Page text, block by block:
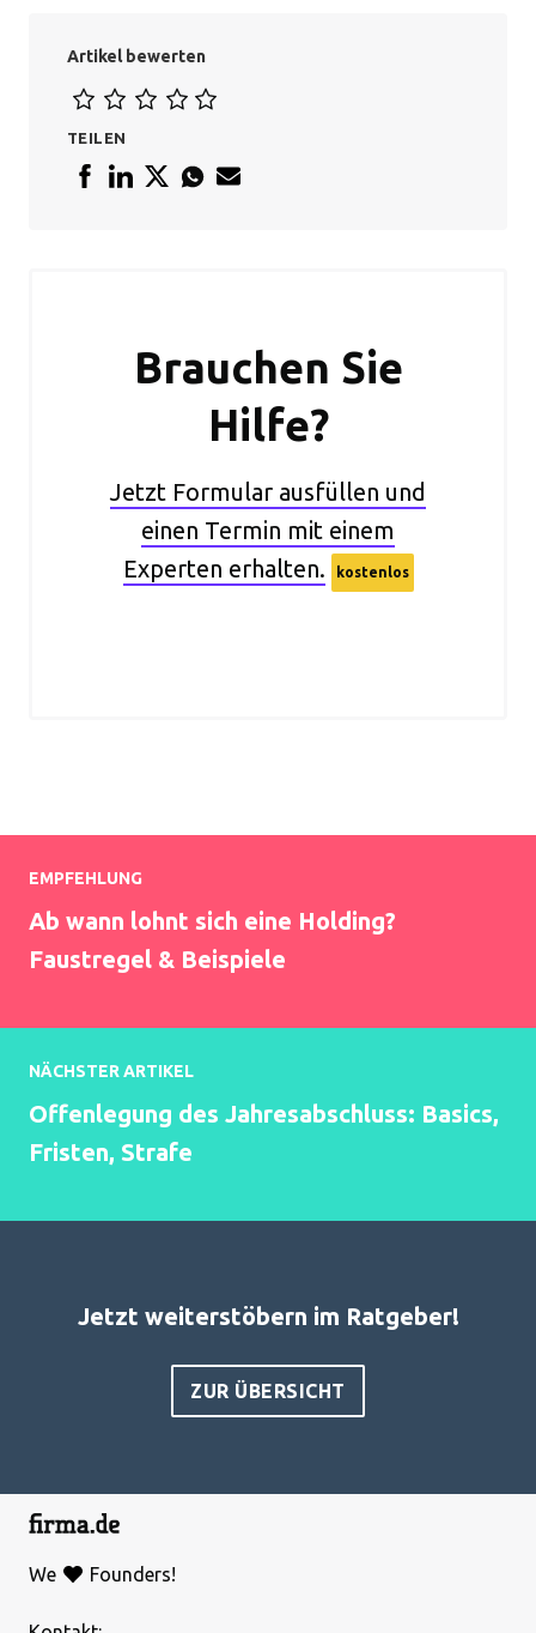
Artikel bewerten
TEILEN
Brauchen Sie
Hilfe?
Jetzt Formular ausfüllen und
einen Termin mit einem
Experten erhalten.
kostenlos
EMPFEHLUNG
Ab wann lohnt sich eine Holding?
Faustregel & Beispiele
NÄCHSTER ARTIKEL
Offenlegung des Jahresabschluss: Basics,
Fristen, Strafe
Jetzt weiterstöbern im Ratgeber!
ZUR ÜBERSICHT
We Founders!